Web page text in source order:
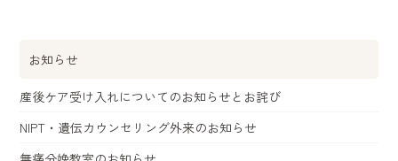
お知らせ
産後ケア受け入れについてのお知らせとお詫び
NIPT・遺伝カウンセリング外来のお知らせ